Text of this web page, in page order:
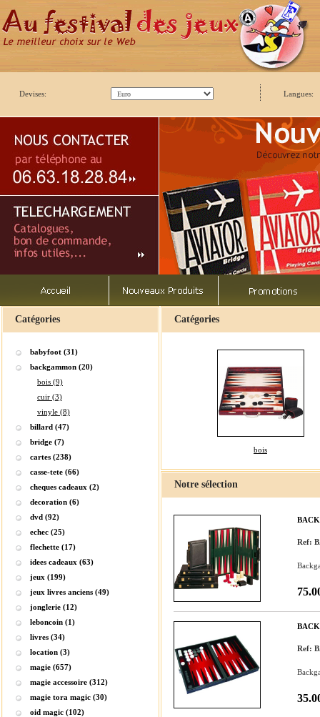
Devises: Langues:
Catégories
babyfoot (31)
backgammon (20)
bois (9)
cuir (3)
vinyle (8)
billard (47)
bridge (7)
cartes (238)
casse-tete (66)
cheques cadeaux (2)
decoration (6)
dvd (92)
echec (25)
flechette (17)
idees cadeaux (63)
jeux (199)
jeux livres anciens (49)
jonglerie (12)
leboncoin (1)
livres (34)
location (3)
magie (657)
magie accessoire (312)
magie tora magic (30)
oid magic (102)
Catégories
bois
Notre sélection
Ref:
Ref: